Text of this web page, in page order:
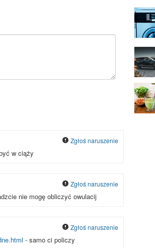
Zgłoś naruszenie
w ciąży
Zgłoś naruszenie
nie mogę obliczyć owulacij
Zgłoś naruszenie
- samo ci policzy